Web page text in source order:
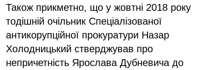
Також прикметно, що у жовтні 2018 року
тодішній очільник Спеціалізованої
антикорупційної прокуратури Назар
Холодницький стверджував про
непричетність Ярослава Дубневича до